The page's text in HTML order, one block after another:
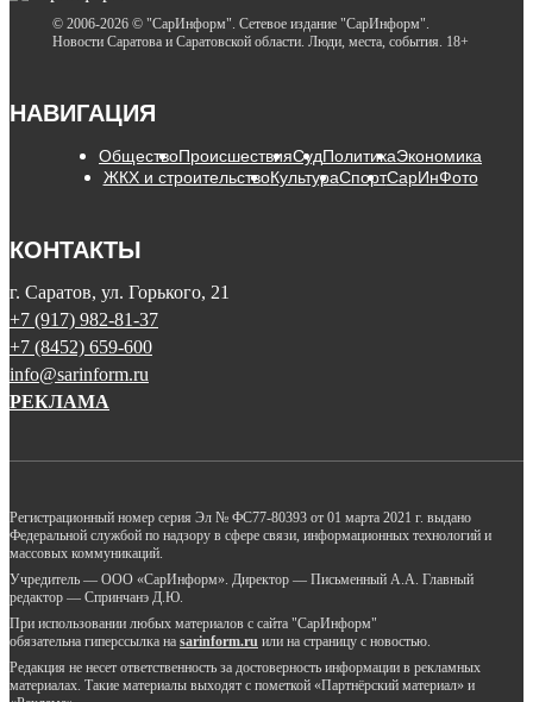
© 2006-2026 © "СарИнформ". Сетевое издание "СарИнформ".
Новости Саратова и Саратовской области. Люди, места, события. 18+
НАВИГАЦИЯ
ОбществоПроисшествияСудПолитикаЭкономика
ЖКХ и строительствоКультураСпортСарИнФото
КОНТАКТЫ
г. Саратов, ул. Горького, 21
+7 (917) 982-81-37
+7 (8452) 659-600
info@sarinform.ru
РЕКЛАМА
Регистрационный номер серия Эл № ФС77-80393 от 01 марта 2021 г. выдано
Федеральной службой по надзору в сфере связи, информационных технологий и
массовых коммуникаций.
Учредитель — ООО «СарИнформ». Директор — Письменный А.А. Главный
редактор — Спринчанэ Д.Ю.
При использовании любых материалов с сайта "СарИнформ"
обязательна гиперссылка на sarinform.ru или на страницу с новостью.
Редакция не несет ответственность за достоверность информации в рекламных
материалах. Такие материалы выходят с пометкой «Партнёрский материал» и